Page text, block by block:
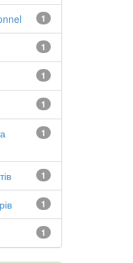
1
1
1
1
1
1
1
1